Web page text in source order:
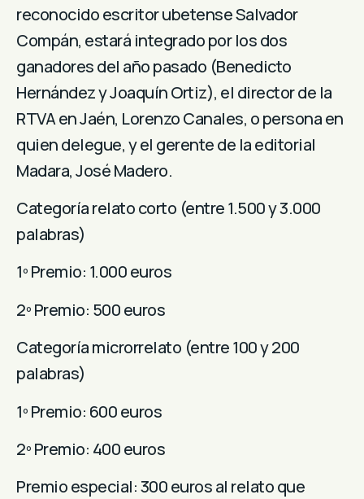
reconocido escritor ubetense Salvador
Compán, estará integrado por los dos
ganadores del año pasado (Benedicto
Hernández y Joaquín Ortiz), el director de la
RTVA en Jaén, Lorenzo Canales, o persona en
quien delegue, y el gerente de la editorial
Madara, José Madero.
Categoría relato corto (entre 1.500 y 3.000
palabras)
1º Premio: 1.000 euros
2º Premio: 500 euros
Categoría microrrelato (entre 100 y 200
palabras)
1º Premio: 600 euros
2º Premio: 400 euros
Premio especial: 300 euros al relato que